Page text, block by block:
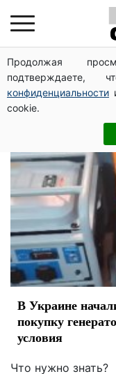
Продолжая
конфиденциальности
cookie.
В Украине
покупку
условия
Что нужно знать?